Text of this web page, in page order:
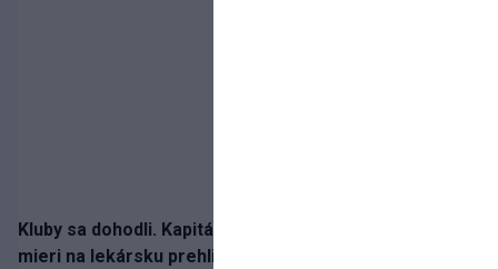
Kluby sa dohodli. Kapitán Sparty Praha Lukáš Haraslín
mieri na lekársku prehliadku